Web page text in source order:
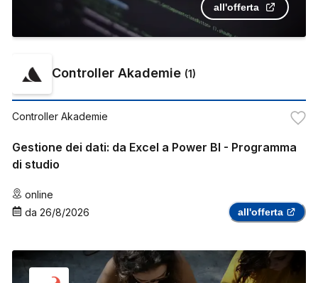
all'offerta
Controller Akademie (1)
Controller Akademie
Gestione dei dati: da Excel a Power BI - Programma
di studio
online
da 26/8/2026 all'offerta